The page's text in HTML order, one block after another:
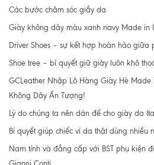
Các bước chăm sóc giầy da
Giày không dây màu xanh navy Made in
Driver Shoes – sự kết hợp hoàn hảo giữa
Shoe tree – bí quyết giữ giày luôn khô
GCLeather Nhập Lô Hàng Giày Hè Made
Không Dây Ấn Tượng!
Lý do chúng ta nên dán đế cho giày da
Bí quyết giúp chiếc ví da thật dùng nhiều
Nam tính và đẳng cấp với BST phụ kiện